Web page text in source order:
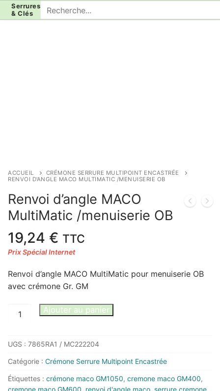
Aller
au
Serrures
& Clés
Rechercher
:
ACCUEIL
CRÉMONE SERRURE MULTIPOINT ENCASTRÉE
RENVOI D’ANGLE MACO MULTIMATIC /MENUISERIE OB
Renvoi d’angle MACO
MultiMatic /menuiserie OB
19,24 € TTC
Renvoi d’angle MACO MultiMatic pour menuiserie OB
avec crémone Gr. GM
quantité
d'angle
MACO
/menuiserie
Ajouter au panier
UGS : 7865RA1 / MC222204
Catégorie : Crémone Serrure Multipoint Encastrée
Étiquettes : crémone maco GM1050, cremone maco GM400,
cremone maco GM600, renvoi d'angle maco, serrure cremone